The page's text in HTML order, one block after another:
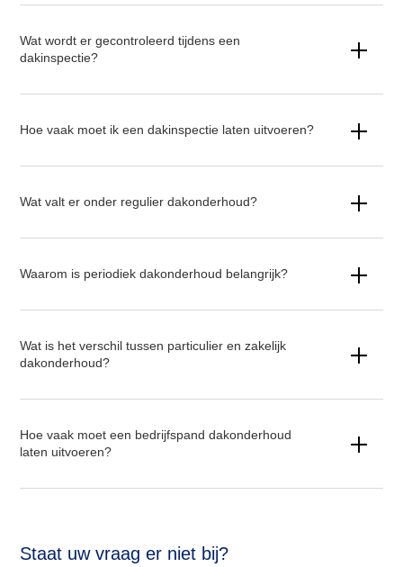
Wat wordt er gecontroleerd tijdens een
dakinspectie?
Hoe vaak moet ik een dakinspectie laten uitvoeren?
Wat valt er onder regulier dakonderhoud?
Waarom is periodiek dakonderhoud belangrijk?
Wat is het verschil tussen particulier en zakelijk
dakonderhoud?
Hoe vaak moet een bedrijfspand dakonderhoud
laten uitvoeren?
Staat uw vraag er niet bij?